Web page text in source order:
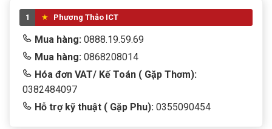
1 Phương Thảo ICT
Mua hàng: 0888.19.59.69
Mua hàng: 0868208014
Hóa đơn VAT/ Kế Toán ( Gặp Thơm):
0382484097
Hỗ trợ kỹ thuật ( Gặp Phu): 0355090454